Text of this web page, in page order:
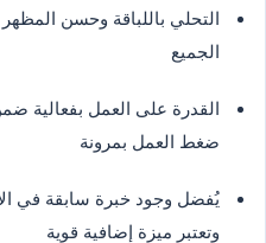
التحلي باللباقة وحسن المظهر
الجميع
القدرة على العمل بفعالية
ضغط العمل بمرونة
يُفضل وجود خبرة سابقة في
وتعتبر ميزة إضافية قوية